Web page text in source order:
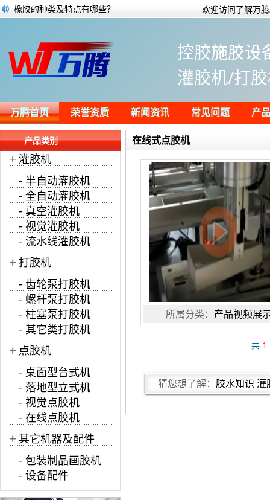
橡胶的种类及特点有哪些？
太阳能光伏行业用胶解决方案
半自动灌胶机案例视频:定量注胶
万腾灌胶机荣登阿里巴巴点胶设备热度榜
自动点胶机主要应用的六大行业领域
应用于微型扬声器粘接的单组份结构胶
欢迎访问了解万
控胶施胶设
灌胶机/打
万腾首页 荣誉资质 新闻资讯 常见问题 产
在线式点胶机
所属分类： 产品视频展
共 1
猜您想了解： 胶水知识 灌
产品类别
+ 灌胶机
- 半自动灌胶机
- 全自动灌胶机
- 真空灌胶机
- 视觉灌胶机
- 流水线灌胶机
+ 打胶机
- 齿轮泵打胶机
- 螺杆泵打胶机
- 柱塞泵打胶机
- 其它类打胶机
+ 点胶机
- 桌面型台式机
- 落地型立式机
- 视觉点胶机
- 在线点胶机
+ 其它机器及配件
- 包装制品画胶机
- 设备配件